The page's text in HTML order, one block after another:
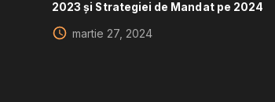
2023 și Strategiei de Mandat pe 2024
martie 27, 2024